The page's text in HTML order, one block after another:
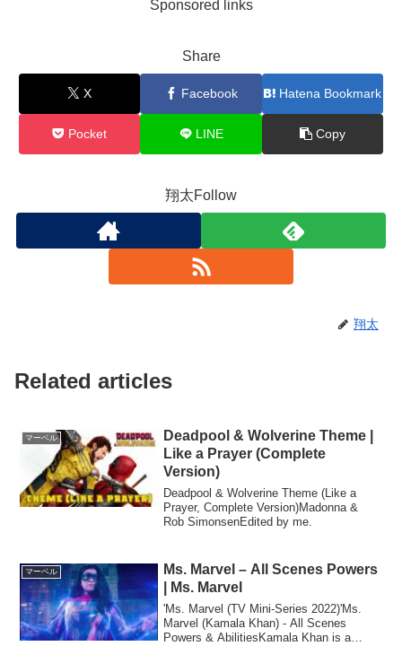
Sponsored links
Share
X Facebook Hatena Bookmark
Pocket LINE Copy
翔太Follow
翔太
Related articles
マーベル
Deadpool & Wolverine Theme |
Like a Prayer (Complete
Version)
Deadpool & Wolverine Theme (Like a
Prayer, Complete Version)Madonna &
Rob SimonsenEdited by me.
マーベル
Ms. Marvel – All Scenes Powers
| Ms. Marvel
'Ms. Marvel (TV Mini-Series 2022)'Ms.
Marvel (Kamala Khan) - All Scenes
Powers & AbilitiesKamala Khan is a